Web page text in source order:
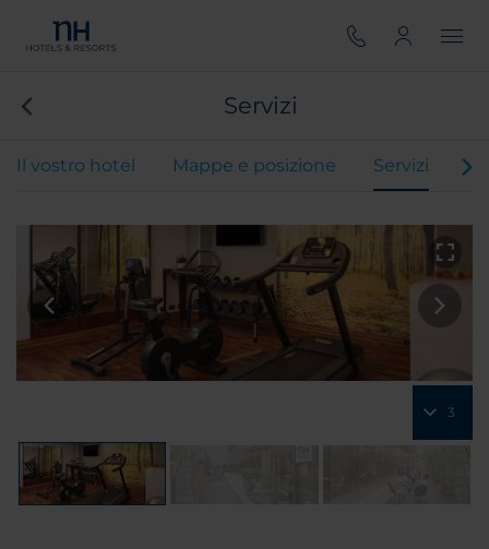
Servizi
Il vostro hotel Mappe e posizione Servizi
3